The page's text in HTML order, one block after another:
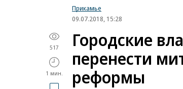
Прикамье
09.07.2018, 15:28
517
1 мин.
Городские
перенести
реформы